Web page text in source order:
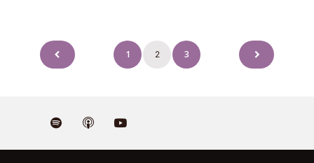
Pagination
des
1 2 3